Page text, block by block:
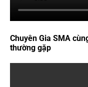
Chuyên Gia SMA
thường gặp